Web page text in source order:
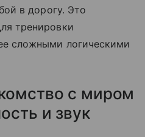
в дорогу. Это
тренировки
сложными логическими
с миром
и звук